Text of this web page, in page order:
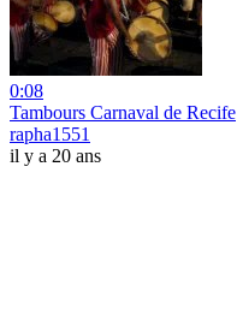
0:08
Tambours Carnaval de Recife
rapha1551
il y a 20 ans